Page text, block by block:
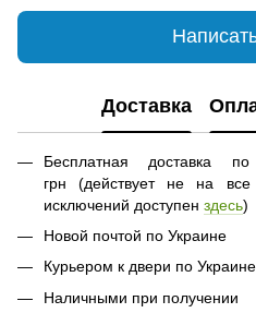
Доставка
Бесплатная доставка
грн (действует не на
исключений доступен здесь)
Новой почтой по Украине
Курьером к двери по Украине
Наличными при получении